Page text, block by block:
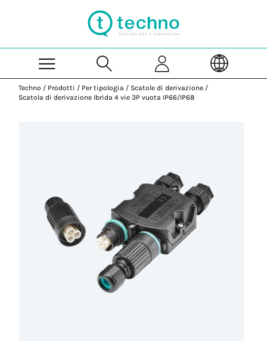
Techno / Prodotti / Per tipologia / Scatole di derivazione /
Scatola di derivazione Ibrida 4 vie 3P vuota IP66/IP68